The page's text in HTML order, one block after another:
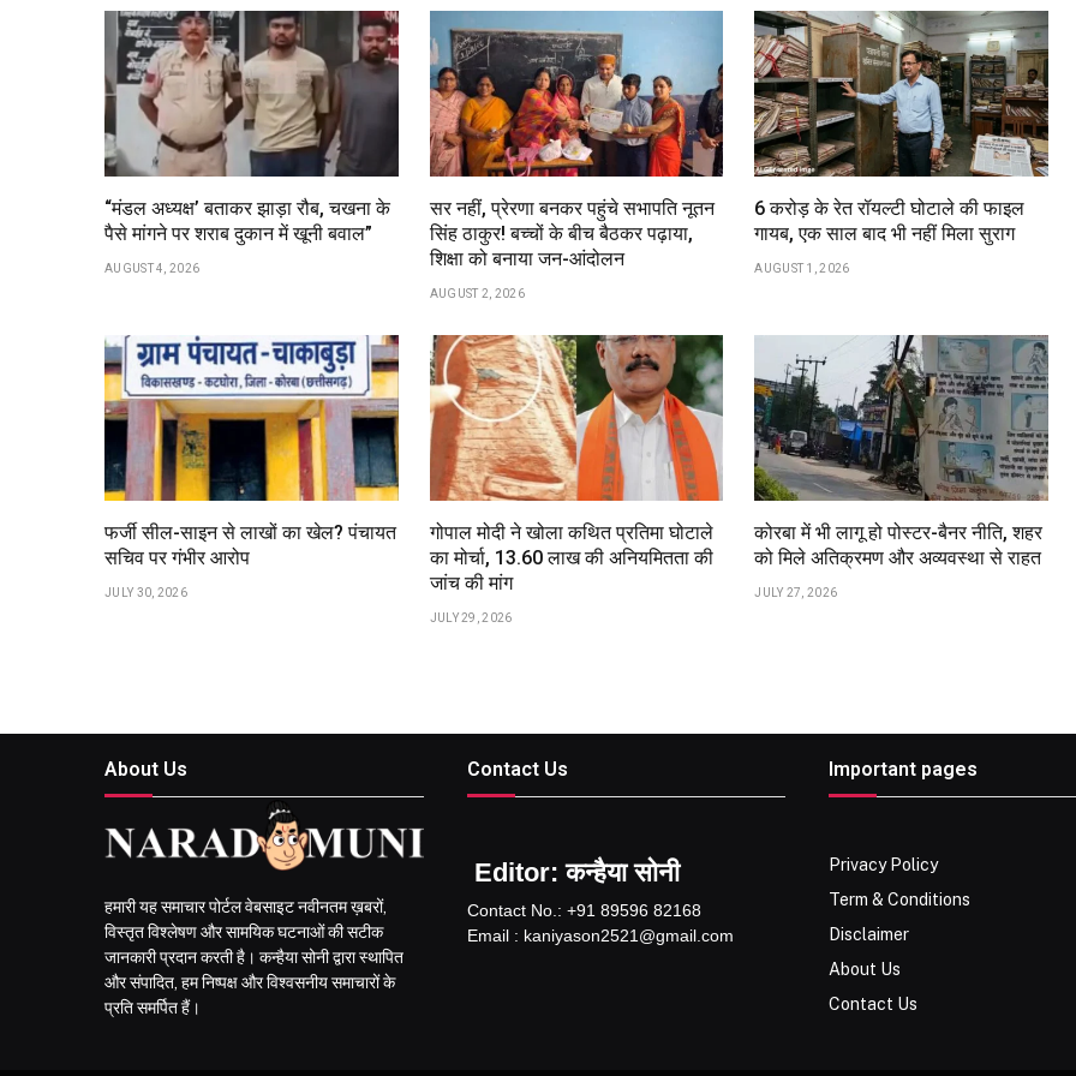
“मंडल अध्यक्ष’ बताकर झाड़ा रौब, चखना के
पैसे मांगने पर शराब दुकान में खूनी बवाल”
AUGUST 4, 2026
सर नहीं, प्रेरणा बनकर पहुंचे सभापति नूतन
सिंह ठाकुर! बच्चों के बीच बैठकर पढ़ाया,
शिक्षा को बनाया जन-आंदोलन
AUGUST 2, 2026
6 करोड़ के रेत रॉयल्टी घोटाले की फाइल
गायब, एक साल बाद भी नहीं मिला सुराग
AUGUST 1, 2026
फर्जी सील-साइन से लाखों का खेल? पंचायत
सचिव पर गंभीर आरोप
JULY 30, 2026
गोपाल मोदी ने खोला कथित प्रतिमा घोटाले
का मोर्चा, ₹13.60 लाख की अनियमितता की
जांच की मांग
JULY 29, 2026
कोरबा में भी लागू हो पोस्टर-बैनर नीति, शहर
को मिले अतिक्रमण और अव्यवस्था से राहत
JULY 27, 2026
About Us
हमारी यह समाचार पोर्टल वेबसाइट नवीनतम ख़बरों,
विस्तृत विश्लेषण और सामयिक घटनाओं की सटीक
जानकारी प्रदान करती है। कन्हैया सोनी द्वारा स्थापित
और संपादित, हम निष्पक्ष और विश्वसनीय समाचारों के
प्रति समर्पित हैं।
Contact Us
Editor: कन्हैया सोनी
Contact No.: +91 89596 82168
Email : kaniyason2521@gmail.com
Important pages
Privacy Policy
Term & Conditions
Disclaimer
About Us
Contact Us